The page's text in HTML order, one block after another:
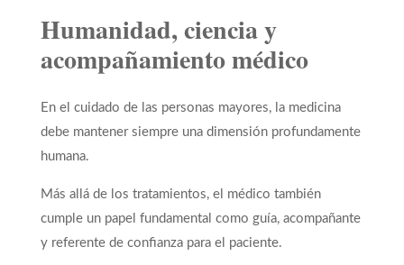
Humanidad, ciencia y
acompañamiento médico
En el cuidado de las personas mayores, la medicina
debe mantener siempre una dimensión profundamente
humana.
Más allá de los tratamientos, el médico también
cumple un papel fundamental como guía, acompañante
y referente de confianza para el paciente.